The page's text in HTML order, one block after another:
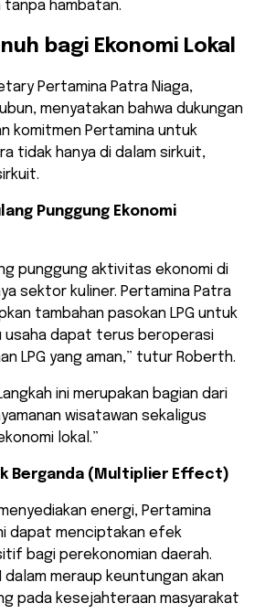
tanpa hambatan.
bagi Ekonomi Lokal
Pertamina Patra Niaga,
menyatakan bahwa dukungan
komitmen Pertamina untuk
tidak hanya di dalam sirkuit,
Punggung Ekonomi
punggung aktivitas ekonomi di
sektor kuliner. Pertamina Patra
tambahan pasokan LPG untuk
usaha dapat terus beroperasi
LPG yang aman,” tutur Roberth.
ini merupakan bagian dari
wisatawan sekaligus
lokal.”
Berganda (Multiplier Effect)
energi, Pertamina
dapat menciptakan efek
bagi perekonomian daerah.
dalam meraup keuntungan akan
pada kesejahteraan masyarakat